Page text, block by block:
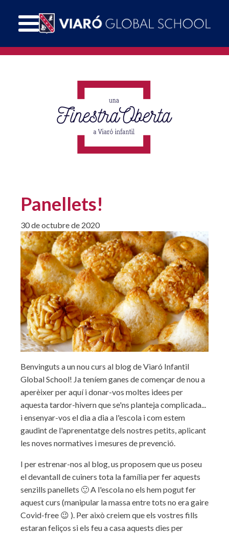
Panellets!
30 de octubre de 2020
Benvinguts a un nou curs al blog de Viaró Infantil
Global School! Ja teníem ganes de començar de nou a
aperèixer per aquí i donar-vos moltes idees per
aquesta tardor-hivern que se'ns planteja complicada...
i ensenyar-vos el dia a dia a l'escola i com estem
gaudint de l'aprenentatge dels nostres petits, aplicant
les noves normatives i mesures de prevenció.
I per estrenar-nos al blog, us proposem que us poseu
el devantall de cuiners tota la família per fer aquests
senzills panellets 🙂 A l'escola no els hem pogut fer
aquest curs (manipular la massa entre tots no era gaire
Covid-free 😉 ). Per això creiem que els vostres fills
estaran feliços si els feu a casa aquests dies per